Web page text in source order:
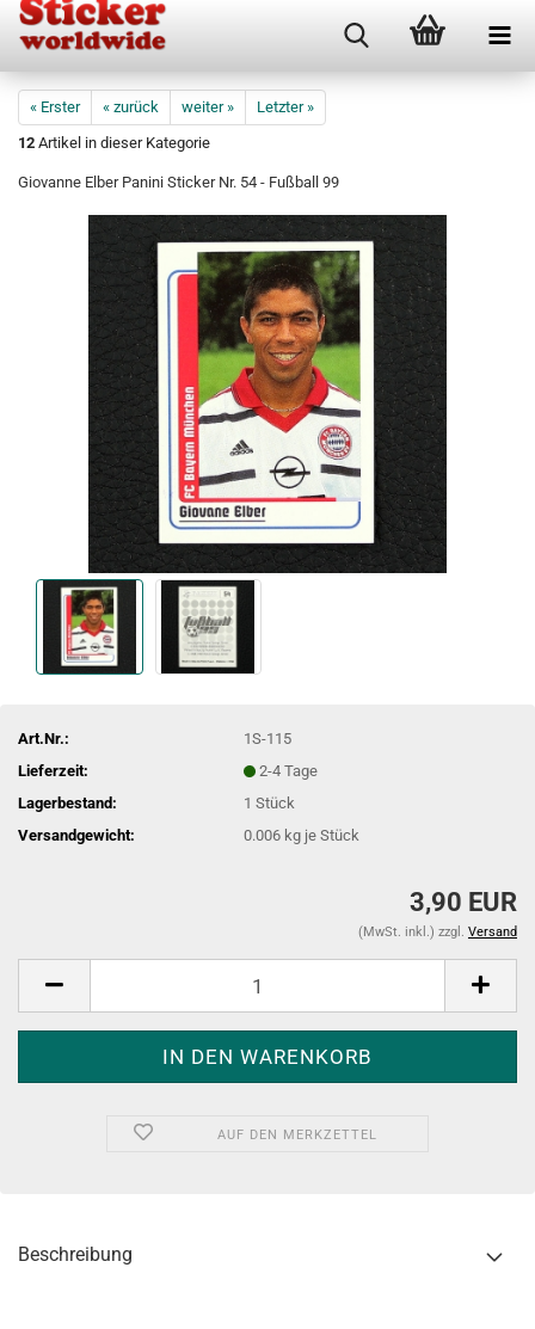
« Erster « zurück weiter »
Letzter »
12 Artikel in dieser Kategorie
Giovanne Elber Panini Sticker Nr. 54 - Fußball 99
Art.Nr.:
1S-115
Lieferzeit:
2-4 Tage
Lagerbestand:
1Stück
Versandgewicht:
0.006 kg je Stück
3,90 EUR
(MwSt. inkl.) zzgl. Versand
AUF DEN MERKZETTEL
Beschreibung